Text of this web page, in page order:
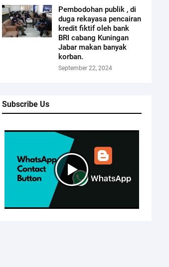
Pembodohan publik , di
duga rekayasa pencairan
kredit fiktif oleh bank
BRI cabang Kuningan
Jabar makan banyak
korban.
September 22, 2024
Subscribe Us